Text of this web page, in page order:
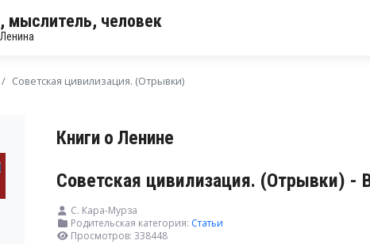
мыслитель, человек
Советская цивилизация. (Отрывки)
Книги о Ленине
Советская цивилизация. (Отрывки) -
С. Кара-Мурза
Родительская категория: Статьи
Просмотров: 338448